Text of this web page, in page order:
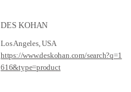
DES KOHAN
Los Angeles, USA
https://www.deskohan.com/search?q=1
616&type=product